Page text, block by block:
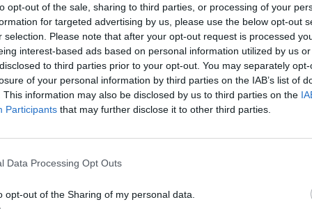
opt-out of the sale, sharing to third parties, or processing of your
for targeted advertising by us, please use the below opt-out
selection. Please note that after your opt-out request is processed
interest-based ads based on personal information utilized by us
to third parties prior to your opt-out. You may separately
of your personal information by third parties on the IAB’s list of
This information may also be disclosed by us to third parties on the
Participants that may further disclose it to other third parties.
Data Processing Opt Outs
opt-out of the Sharing of my personal data.
διάθεση. Με σπουδές που
εσωτερικών χώρων και συνεχίστηκαν στη
μεταφέρει αυτή τη σχεδιαστική λογική